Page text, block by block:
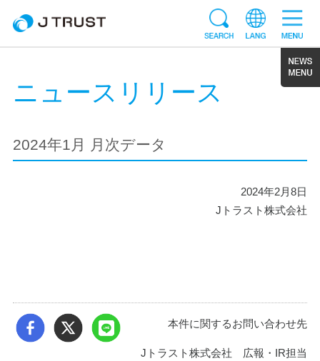
ニュースリリース
2024年1月 月次データ
2024年2月8日
Jトラスト株式会社
本件に関するお問い合わせ先
Jトラスト株式会社 広報・IR担当